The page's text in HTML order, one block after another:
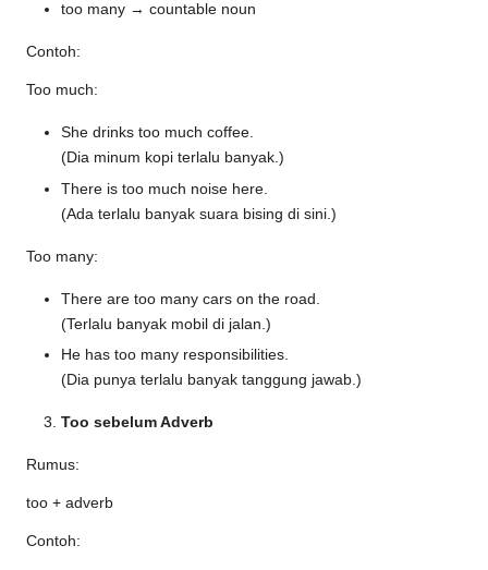
too many → countable noun
Contoh:
Too much:
She drinks too much coffee.
(Dia minum kopi terlalu banyak.)
There is too much noise here.
(Ada terlalu banyak suara bising di sini.)
Too many:
There are too many cars on the road.
(Terlalu banyak mobil di jalan.)
He has too many responsibilities.
(Dia punya terlalu banyak tanggung jawab.)
Too sebelum Adverb
Rumus:
too + adverb
Contoh: